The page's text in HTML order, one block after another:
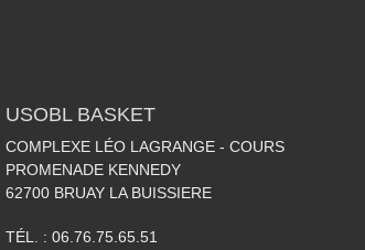
USOBL BASKET
COMPLEXE LÉO LAGRANGE - COURS
PROMENADE KENNEDY
62700 BRUAY LA BUISSIERE
TÉL. : 06.76.75.65.51